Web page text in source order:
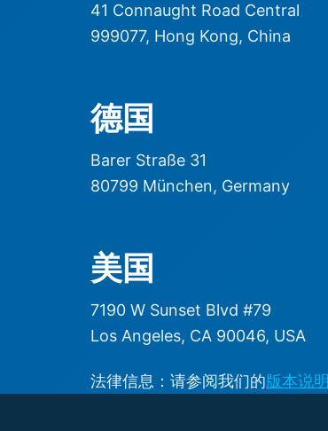
41 Connaught Road Central
999077, Hong Kong, China
德国
Barer Straße 31
80799 München, Germany
美国
7190 W Sunset Blvd #79
Los Angeles, CA 90046, USA
法律信息：请参阅我们的版本说明